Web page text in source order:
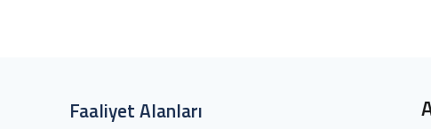
Faaliyet Alanları